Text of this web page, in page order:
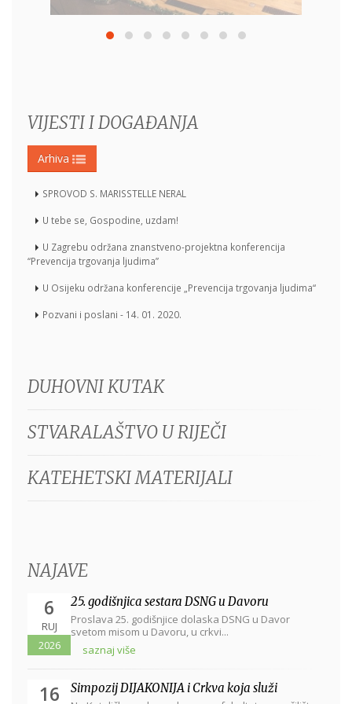
VIJESTI I DOGAĐANJA
Arhiva
SPROVOD S. MARISSTELLE NERAL
U tebe se, Gospodine, uzdam!
U Zagrebu održana znanstveno-projektna konferencija
“Prevencija trgovanja ljudima”
U Osijeku održana konferencije „Prevencija trgovanja ljudima“
Pozvani i poslani - 14. 01. 2020.
DUHOVNI KUTAK
STVARALAŠTVO U RIJEČI
KATEHETSKI MATERIJALI
NAJAVE
6
RUJ
2026
25. godišnjica sestara DSNG u Davoru
Proslava 25. godišnjice dolaska DSNG u Davor
svetom misom u Davoru, u crkvi...
saznaj više
16 Simpozij DIJAKONIJA i Crkva koja služi